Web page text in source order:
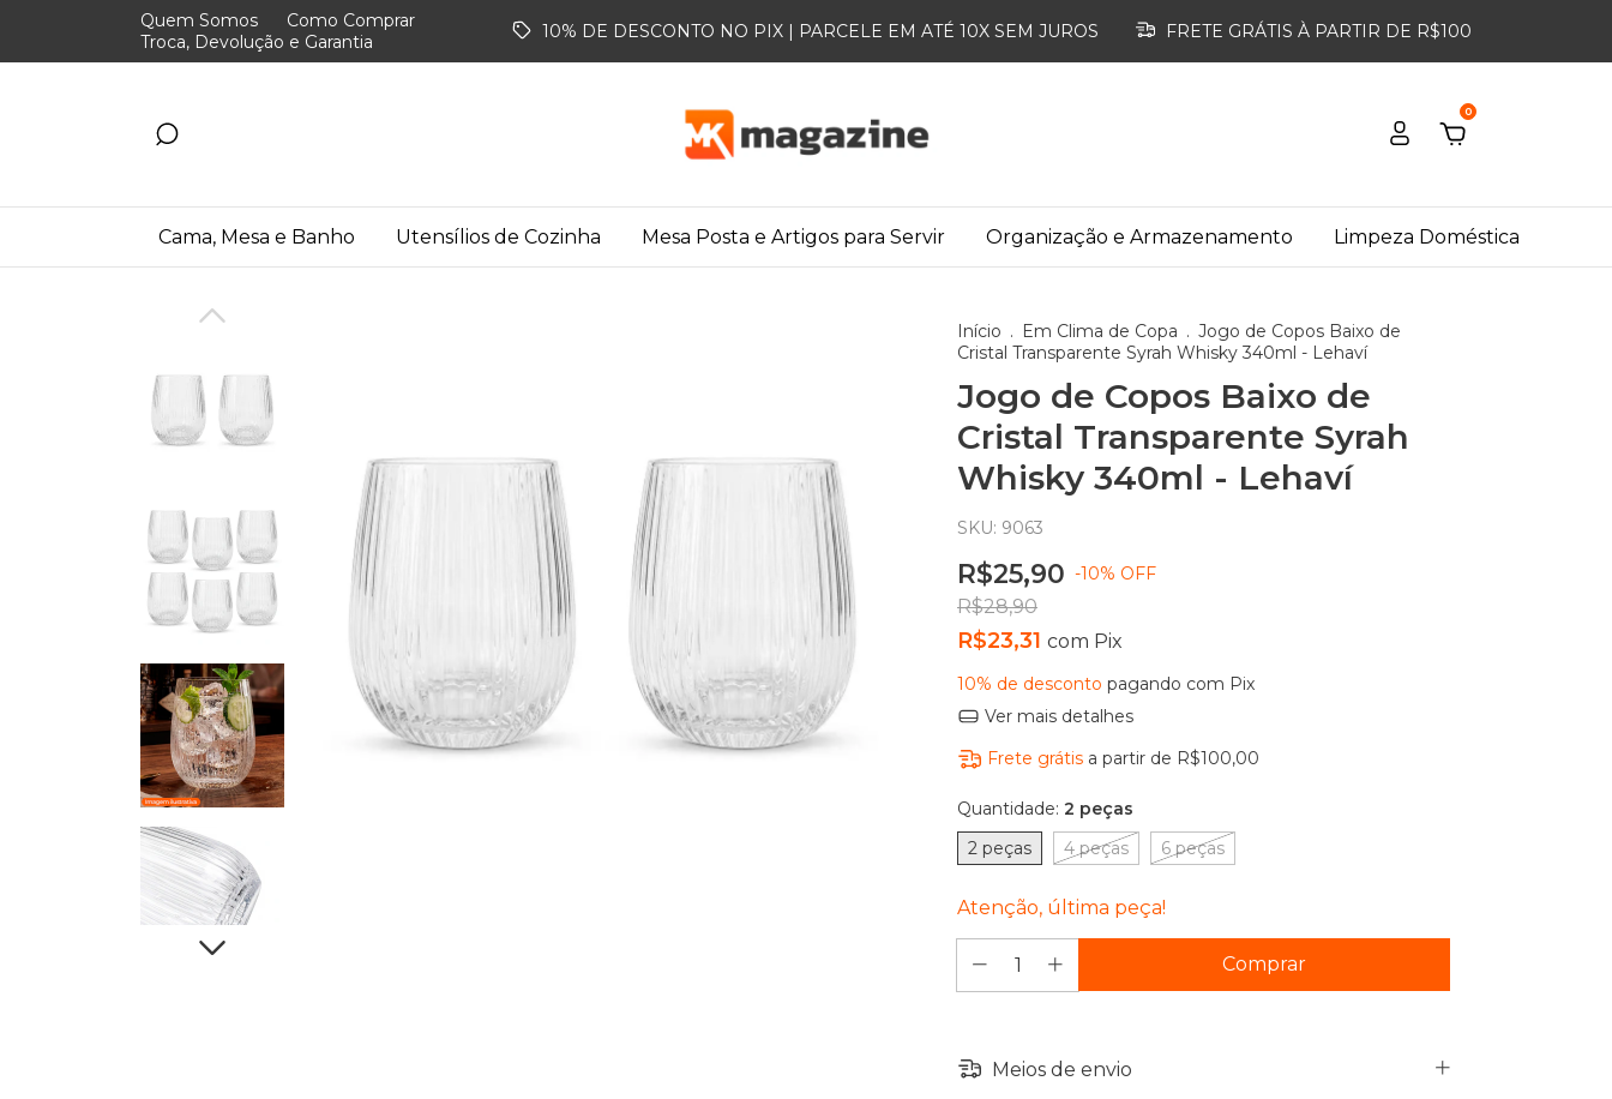
Quem Somos
Como Comprar
Troca, Devolução e Garantia
10% DE DESCONTO NO PIX | PARCELE EM ATÉ 10X SEM JUROS FRETE GRÁTIS À PARTIR DE R$100
0
Cama, Mesa e Banho Utensílios de Cozinha Mesa Posta e Artigos para Servir Organização e Armazenamento Limpeza Doméstica
Início . Em Clima de Copa . Jogo de Copos Baixo de
Cristal Transparente Syrah Whisky 340ml - Lehaví
Jogo de Copos Baixo de
Cristal Transparente Syrah
Whisky 340ml - Lehaví
SKU: 9063
R$25,90 -10% OFF
R$28,90
R$23,31 com Pix
10% de desconto pagando com Pix
Ver mais detalhes
Frete grátis a partir de R$100,00
Quantidade: 2 peças
2 peças
4 peças 6 peças
Atenção, última peça!
Meios de envio